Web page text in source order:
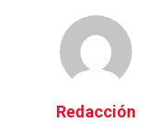
Redacción